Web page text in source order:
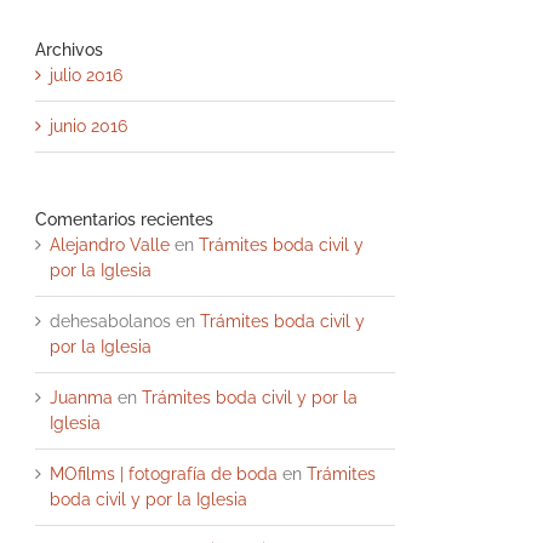
Archivos
julio 2016
junio 2016
Comentarios recientes
Alejandro Valle en Trámites boda civil y
por la Iglesia
dehesabolanos en Trámites boda civil y
por la Iglesia
Juanma en Trámites boda civil y por la
Iglesia
MOfilms | fotografía de boda en Trámites
boda civil y por la Iglesia